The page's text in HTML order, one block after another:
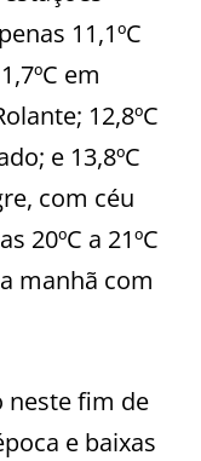
11,1ºC
em
12,8ºC
e 13,8ºC
com céu
20ºC a 21ºC
manhã com
neste fim de
e baixas